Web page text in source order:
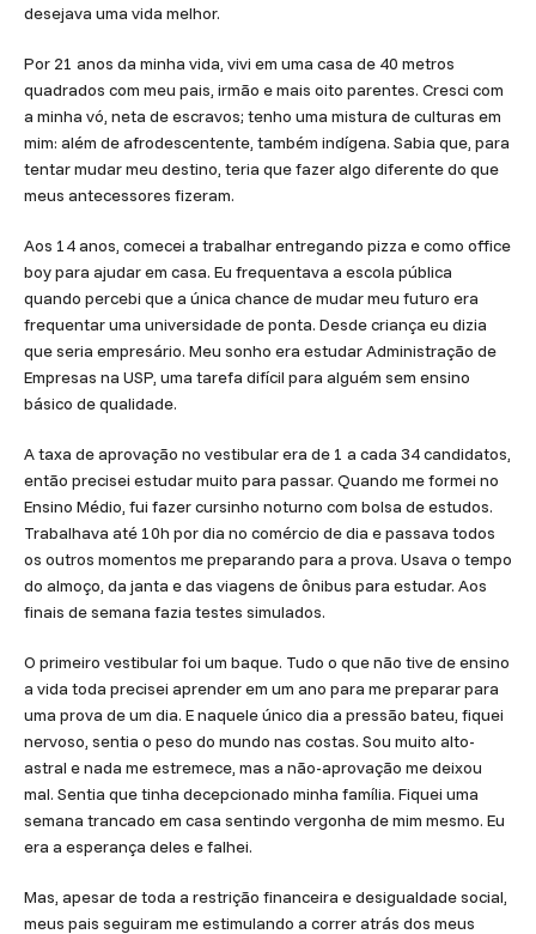
desejava uma vida melhor.
Por 21 anos da minha vida, vivi em uma casa de 40 metros
quadrados com meu pais, irmão e mais oito parentes. Cresci com
a minha vó, neta de escravos; tenho uma mistura de culturas em
mim: além de afrodescentente, também indígena. Sabia que, para
tentar mudar meu destino, teria que fazer algo diferente do que
meus antecessores fizeram.
Aos 14 anos, comecei a trabalhar entregando pizza e como office
boy para ajudar em casa. Eu frequentava a escola pública
quando percebi que a única chance de mudar meu futuro era
frequentar uma universidade de ponta. Desde criança eu dizia
que seria empresário. Meu sonho era estudar Administração de
Empresas na USP, uma tarefa difícil para alguém sem ensino
básico de qualidade.
A taxa de aprovação no vestibular era de 1 a cada 34 candidatos,
então precisei estudar muito para passar. Quando me formei no
Ensino Médio, fui fazer cursinho noturno com bolsa de estudos.
Trabalhava até 10h por dia no comércio de dia e passava todos
os outros momentos me preparando para a prova. Usava o tempo
do almoço, da janta e das viagens de ônibus para estudar. Aos
finais de semana fazia testes simulados.
O primeiro vestibular foi um baque. Tudo o que não tive de ensino
a vida toda precisei aprender em um ano para me preparar para
uma prova de um dia. E naquele único dia a pressão bateu, fiquei
nervoso, sentia o peso do mundo nas costas. Sou muito alto-
astral e nada me estremece, mas a não-aprovação me deixou
mal. Sentia que tinha decepcionado minha família. Fiquei uma
semana trancado em casa sentindo vergonha de mim mesmo. Eu
era a esperança deles e falhei.
Mas, apesar de toda a restrição financeira e desigualdade social,
meus pais seguiram me estimulando a correr atrás dos meus